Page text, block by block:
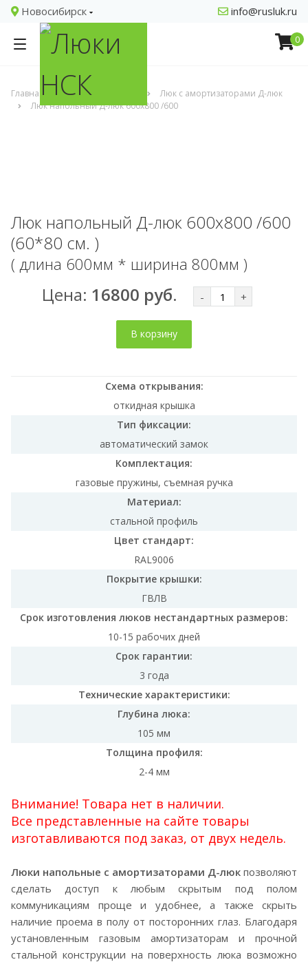
Новосибирск info@rusluk.ru
0
Главная Напольные люки
Люк с амортизаторами Д-люк
Люк напольный Д-люк 600х800 /600
Люк напольный Д-люк 600х800 /600
(60*80 см. )
( длина 600мм * ширина 800мм )
Цена: 16800 руб. - +
В корзину
Схема открывания:
откидная крышка
Тип фиксации:
автоматический замок
Комплектация:
газовые пружины, съемная ручка
Материал:
стальной профиль
Цвет стандарт:
RAL9006
Покрытие крышки:
ГВЛВ
Срок изготовления люков нестандартных размеров:
10-15 рабочих дней
Срок гарантии:
3 года
Технические характеристики:
Глубина люка:
105 мм
Толщина профиля:
2-4 мм
Внимание! Товара нет в наличии.
Все представленные на сайте товары
изготавливаются под заказ, от двух недель.
Люки напольные с амортизаторами Д-люк позволяют
сделать доступ к любым скрытым под полом
коммуникациям проще и удобнее, а также скрыть
наличие проема в полу от посторонних глаз. Благодаря
установленным газовым амортизаторам и прочной
стальной конструкции на поверхность люка возможно